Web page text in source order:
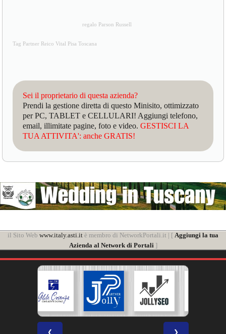
regalo Parson Russell
Tag Partner Reico Vital Pisa Toscana
Sei il proprietario di questa azienda?
Prendi la gestione diretta di questo Minisito, ottimizzato
per PC, TABLET e CELLULARI! Aggiungi telefono,
email, illimitate pagine, foto e video.GESTISCI LA
TUA ATTIVITA': anche GRATIS!
il Sito Web www.italy.asti.it è membro di NetworkPortali.it | [ Aggiungi la tua
Azienda al Network di Portali]
❮ ❯